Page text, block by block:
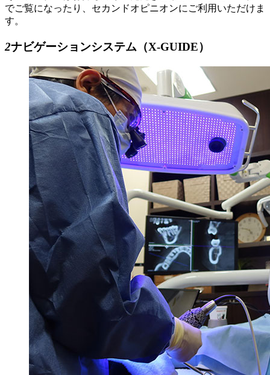
でご覧になったり、セカンドオピニオンにご利用いただけま
す。
2ナビゲーションシステム（X-GUIDE）